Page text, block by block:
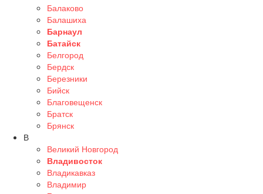
Балаково
Балашиха
Барнаул
Батайск
Белгород
Бердск
Березники
Бийск
Благовещенск
Братск
Брянск
В
Великий Новгород
Владивосток
Владикавказ
Владимир